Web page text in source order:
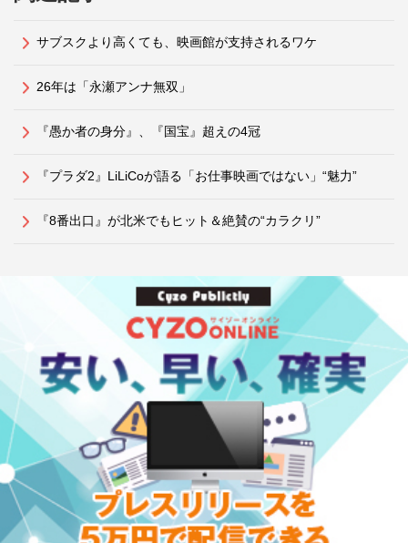
サブスクより高くても、映画館が支持されるワケ
26年は「永瀬アンナ無双」
『愚か者の身分』、『国宝』超えの4冠
『プラダ2』LiLiCoが語る「お仕事映画ではない」“魅力”
『8番出口』が北米でもヒット＆絶賛の“カラクリ”